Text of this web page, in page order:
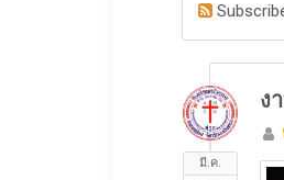
มี.ค.
ง